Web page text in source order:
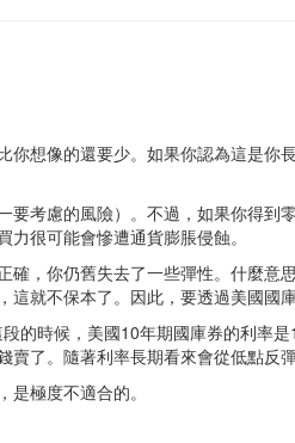
想像的還要少。如果你認為這是你
考慮的風險）。不過，如果你得
很可能會慘遭通貨膨脹侵蝕。
，你仍舊失去了一些彈性。什麼
就不保本了。因此，要透過美國國
的時候，美國10年期國庫券的利率
了。隨著利率長期看來會從低點反
極度不適合的。